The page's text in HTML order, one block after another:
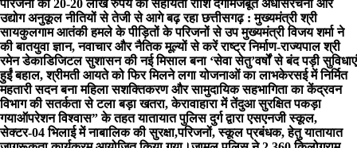
परिजनों को 20-20 लाख रुपये की सहायता राशि देगीमजबूत अधोसंरचना और
उद्योग अनुकूल नीतियों से तेजी से आगे बढ़ रहा छत्तीसगढ़ : मुख्यमंत्री श्री
सायकुलगाम आतंकी हमले के पीड़ितों के परिजनों से उप मुख्यमंत्री विजय शर्मा ने
की बातयुवा ज्ञान, नवाचार और नैतिक मूल्यों से करें राष्ट्र निर्माण-राज्यपाल श्री
रमेन डेका​डिजिटल सुशासन की नई मिसाल बना ‘सेवा सेतु’वर्षों से बंद पड़ी सुविधाएं
हुईं बहाल, श्रीमती आयते को फिर मिलने लगा योजनाओं का लाभकेरसई में निर्मित
महतारी सदन बना महिला सशक्तिकरण और सामुदायिक सहभागिता का केंद्रवन
विभाग की सतर्कता से टला बड़ा खतरा, केरावाहारा में तेंदुआ सुरक्षित पकड़ा
गयाऑपरेशन विश्वास” के तहत यातायात पुलिस दुर्ग द्वारा एसएनजी स्कूल,
सेक्टर-04 भिलाई में नाबालिक की सुरक्षा,परिजनों, स्कूल प्रबंधक, हेतु यातायात